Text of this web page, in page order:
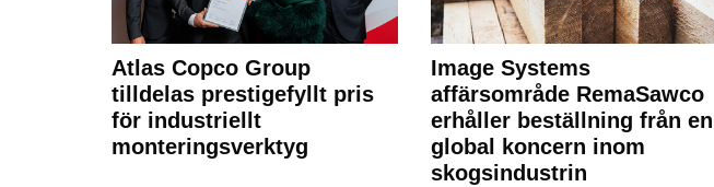
Atlas Copco Group
tilldelas prestigefyllt pris
för industriellt
monteringsverktyg
Image Systems
affärsområde RemaSawco
erhåller beställning från en
global koncern inom
skogsindustrin